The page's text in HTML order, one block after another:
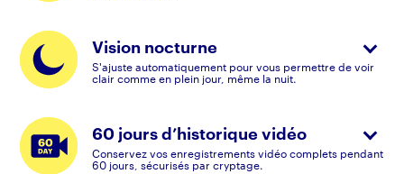
Vision nocturne
S'ajuste automatiquement pour vous permettre de voir
clair comme en plein jour, même la nuit.
60 jours d’historique vidéo
Conservez vos enregistrements vidéo complets pendant
60 jours, sécurisés par cryptage.